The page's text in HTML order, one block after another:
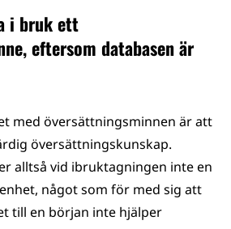
i bruk ett
eftersom databasen är
med översättningsminnen är att
översättningskunskap.
alltså vid ibruktagningen inte en
något som för med sig att
till en början inte hjälper